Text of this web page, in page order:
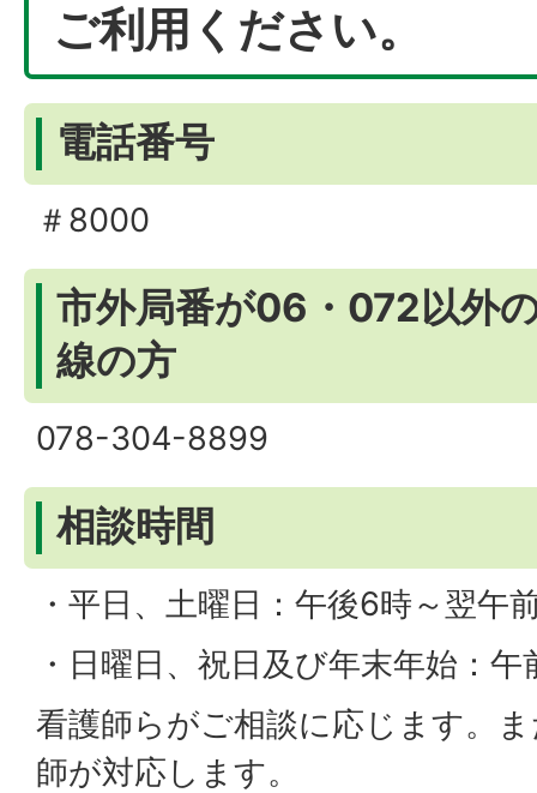
ご利用ください。
電話番号
＃8000
市外局番が06・072以外
線の方
078-304-8899
相談時間
・平日、土曜日：午後6時～翌午
・日曜日、祝日及び年末年始：
看護師らがご相談に応じます。
師が対応します。